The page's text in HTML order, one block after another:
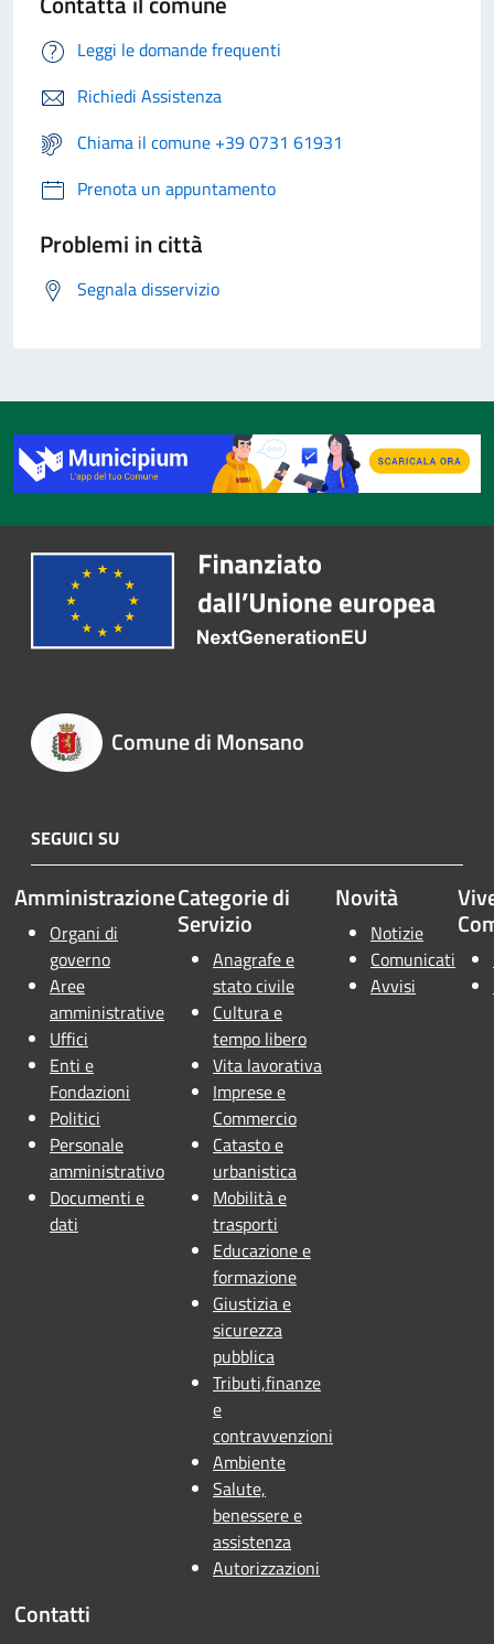
Leggi le domande frequenti
Richiedi Assistenza
Chiama il comune +39 0731 61931
Prenota un appuntamento
Problemi in città
Segnala disservizio
Comune di Monsano
SEGUICI SU
Amministrazione
Organi di
governo
Aree
amministrative
Uffici
Enti e
Fondazioni
Politici
Personale
amministrativo
Documenti e
dati
Categorie di
Servizio
Anagrafe e
stato civile
Cultura e
tempo libero
Vita lavorativa
Imprese e
Commercio
Catasto e
urbanistica
Mobilità e
trasporti
Educazione e
formazione
Giustizia e
sicurezza
pubblica
Tributi,finanze
e
contravvenzioni
Ambiente
Salute,
benessere e
assistenza
Autorizzazioni
Novità
Notizie
Comunicati
Avvisi
Contatti